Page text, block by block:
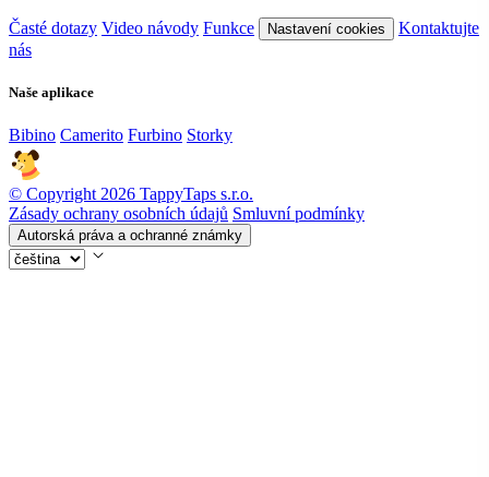
Časté dotazy Video návody Funkce Nastavení cookies
Kontaktujte
nás
Naše aplikace
Bibino Camerito Furbino Storky
© Copyright 2026 TappyTaps s.r.o.
Zásady ochrany osobních údajů Smluvní podmínky
Autorská práva a ochranné známky